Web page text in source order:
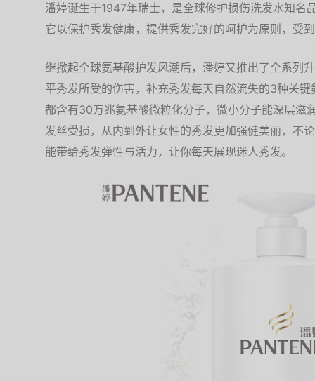
潘婷诞生于1947年瑞士，是全球修护损伤洗发水知名
它以保护秀发健康，提供秀发完好的呵护为原则，受
继掀起全球氨基酸护发风潮后，潘婷又推出了全系列
平秀发所受的伤害，补充秀发每天自然流失的3种关
都含有30万兆氨基酸微粒化分子，微小分子能深层滋
发丝受损，从内到外让女性的秀发更加强健美丽，不
能带给秀发弹性与活力，让你每天展现迷人秀发。